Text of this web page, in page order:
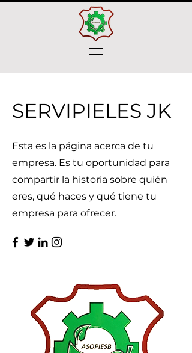
SERVIPIELES JK
Esta es la página acerca de tu
empresa. Es tu oportunidad para
compartir la historia sobre quién
eres, qué haces y qué tiene tu
empresa para ofrecer.